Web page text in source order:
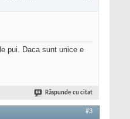
pui. Daca sunt unice e
Răspunde cu citat
#3